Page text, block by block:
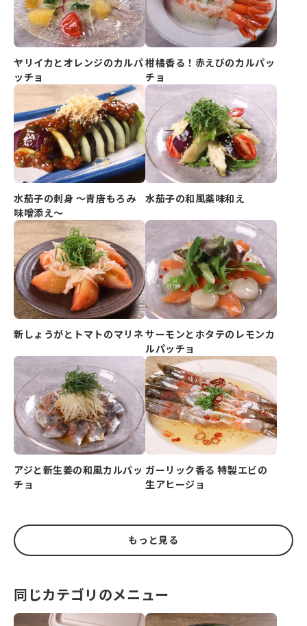
ヤリイカとオレンジのカルパ
ッチョ
柑橘香る！赤えびのカルパッ
チョ
水茄子の刺身 ～青唐もろみ
味噌添え～
水茄子の和風薬味和え
新しょうがとトマトのマリネサーモンとホタテのレモンカ
ルパッチョ
アジと新生姜の和風カルパッ
チョ
ガーリック香る 特製エビの
生アヒージョ
もっと見る
同じカテゴリのメニュー